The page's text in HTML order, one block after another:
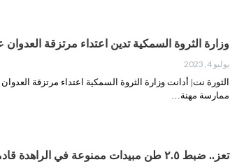
وزارة الثروة السمكية تدين اعتداء مرتزقة
يوليو 4, 2023
الثورة نت| أدانت وزارة الثروة السمكية اعتداء مرتزقة
ممارسة مهنة…
تعز.. ضبط ٢.٥ طن مبيدات ممنوعة في الراهدة قادمة من عدن